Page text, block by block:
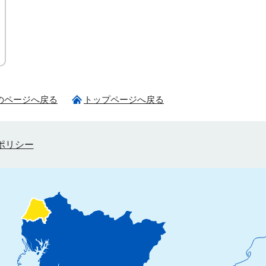
ページへ戻る トップページへ戻る
リシー